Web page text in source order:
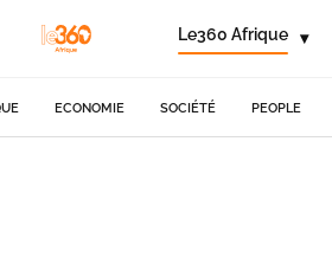
Le360 Afrique ▾
ECONOMIE SOCIÉTÉ PEOPLE